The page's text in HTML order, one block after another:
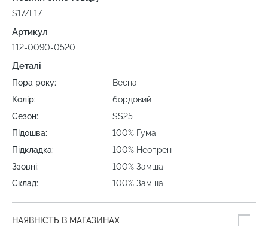
S17/L17
Артикул
112-0090-0520
Деталі
Пора року:
Весна
Колір:
бордовий
Сезон:
SS25
Підошва:
100% Гума
Підкладка:
100% Неопрен
Ззовні:
100% Замша
Склад:
100% Замша
НАЯВНІСТЬ В МАГАЗИНАХ